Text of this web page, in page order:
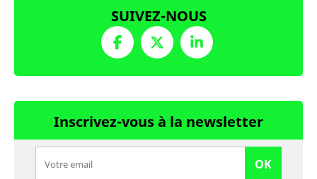
SUIVEZ-NOUS
Inscrivez-vous à la newsletter
OK